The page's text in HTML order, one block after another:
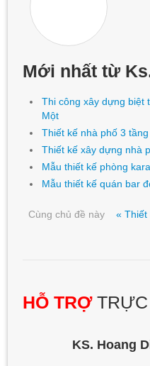
Mới nhất từ
Thi công xây dựng biệt
Một
Thiết kế nhà phố 3
Thiết kế xây dựng nhà
Mẫu thiết kế phòng
Mẫu thiết kế quán bar
Cùng chủ đề này « Thiết
HỖ TRỢTRỰC
KS. Hoang